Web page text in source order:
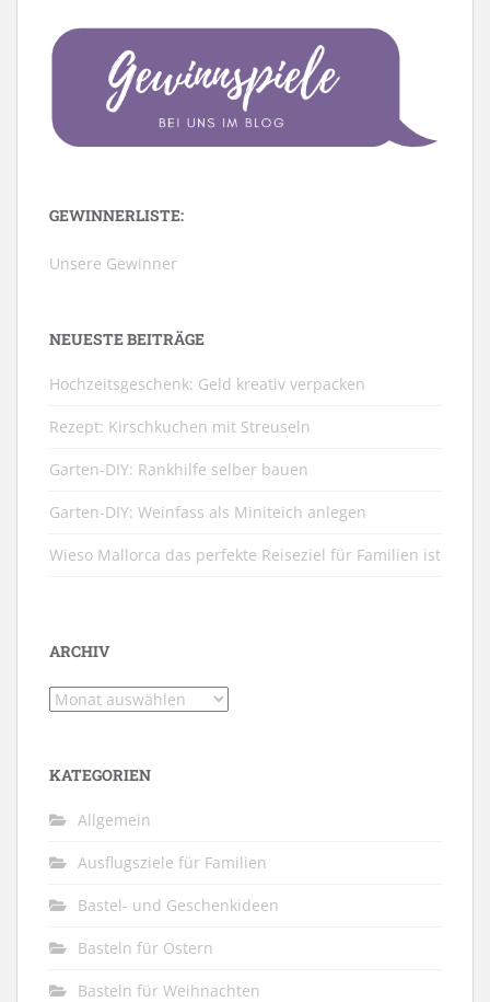
GEWINNERLISTE:
Unsere Gewinner
NEUESTE BEITRÄGE
Hochzeitsgeschenk: Geld kreativ verpacken
Rezept: Kirschkuchen mit Streuseln
Garten-DIY: Rankhilfe selber bauen
Garten-DIY: Weinfass als Miniteich anlegen
Wieso Mallorca das perfekte Reiseziel für Familien ist
ARCHIV
Archiv
KATEGORIEN
Allgemein
Ausflugsziele für Familien
Bastel- und Geschenkideen
Basteln für Ostern
Basteln für Weihnachten